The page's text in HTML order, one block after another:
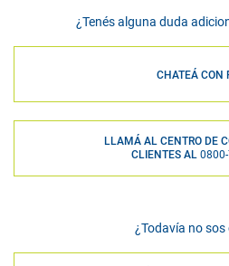
¿Tenés alguna duda
CHATEÁ CON
LLAMÁ AL CENTRO DE
CLIENTES AL
¿Todavía no sos